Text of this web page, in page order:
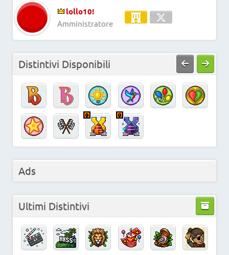
lollo10!
Amministratore
Distintivi Disponibili
Ads
Ultimi Distintivi